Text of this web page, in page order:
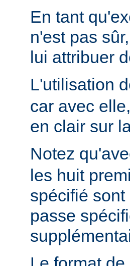
En tant
n'est pas
lui attribuer
L'utilisation
car avec
en clair sur
Notez
les huit
spécifié
passe